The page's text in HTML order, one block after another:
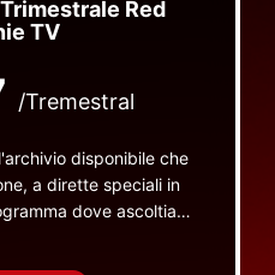
Red
TV
/Tremestral
disponibile che
a dirette speciali in
dove ascoltiamo